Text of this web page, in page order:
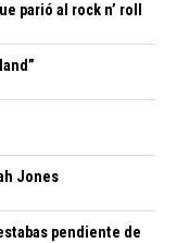
parió al rock n’ roll
Jones
pendiente de